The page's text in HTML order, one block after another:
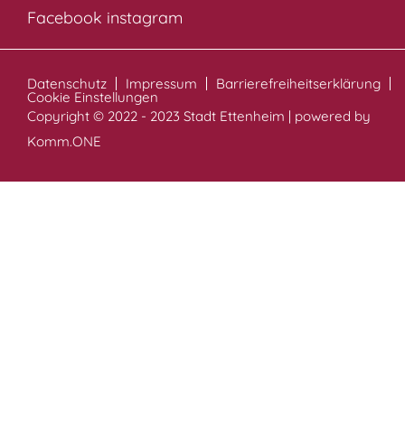
Facebook instagram
Datenschutz Impressum Barrierefreiheitserklärung
Cookie Einstellungen
Copyright © 2022 - 2023 Stadt Ettenheim | powered by
Komm.ONE